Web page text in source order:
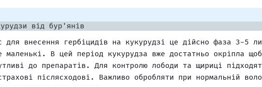
від бур'янів
для внесення гербіцидів на кукурудзі це дійсно фаза 3-5
В цей період кукурудза вже достатньо окріпла
до препаратів. Для контролю лободи та щириці
післясходові. Важливо обробляти при нормальній